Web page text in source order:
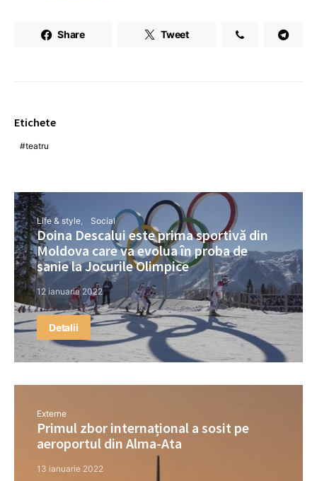
Share Tweet
Etichete
teatru
Life & style Social
Doina Descalui este prima sportivă din
Moldova care va evolua în proba de
sanie la Jocurile Olimpice
12 ianuarie 2022
Detalii
Externe
Primul zbor internațional a sosit pe
aeroportul din Alma-Ata
13 ianuarie 2022